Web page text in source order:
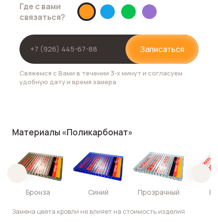
Где с вами
связаться?
Записаться
Свяжемся с Вами в течении 3-х минут и согласуем
удобную дату и время замера
Материалы «Поликарбонат»
Бронза Синий Прозрачный
Замена цвета кровли не влияет на стоимость изделия